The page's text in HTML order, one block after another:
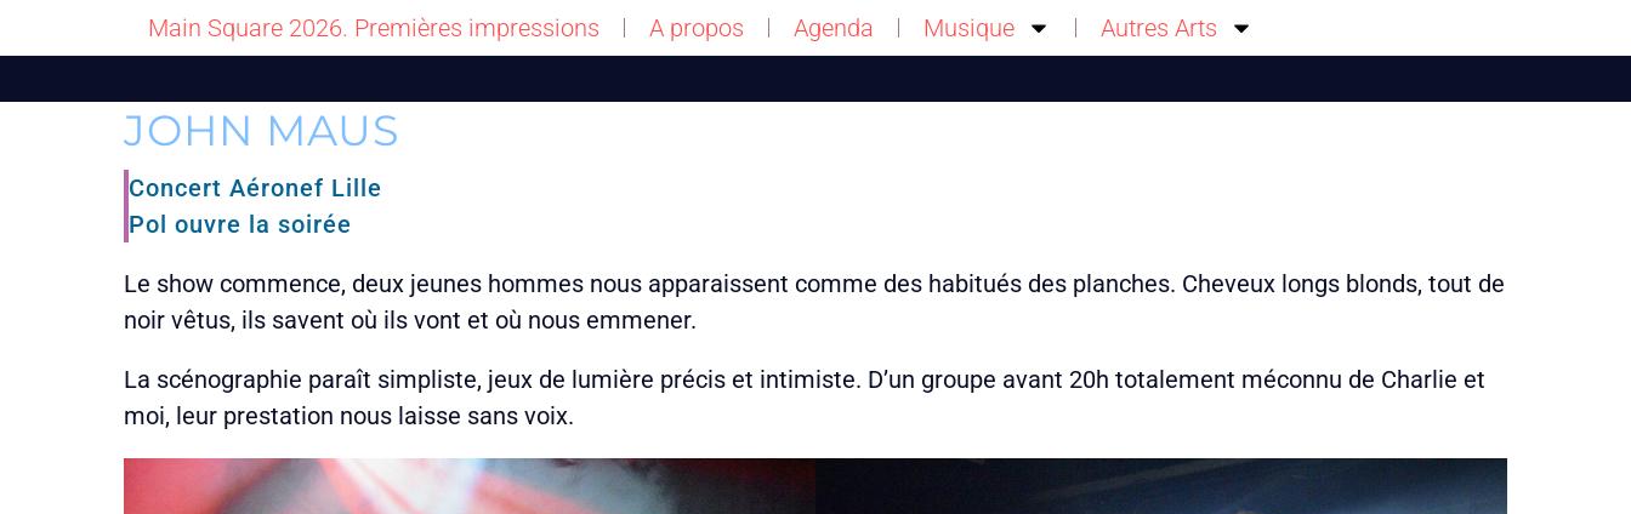
Main Square 2026. Premières impressions A propos Agenda Musique Autres Arts
JOHN MAUS
Concert Aéronef Lille
Pol ouvre la soirée
Le show commence, deux jeunes hommes nous apparaissent comme des habitués des planches. Cheveux longs blonds, tout de
noir vêtus, ils savent où ils vont et où nous emmener.
La scénographie paraît simpliste, jeux de lumière précis et intimiste. D’un groupe avant 20h totalement méconnu de Charlie et
moi, leur prestation nous laisse sans voix.